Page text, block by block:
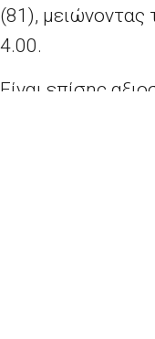
(81),
4.00.
Eίναι επίσης